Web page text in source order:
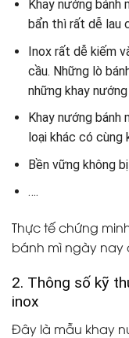
Khay nướng bánh
bẩn thì rất dễ lau
Inox rất dễ kiếm
cầu. Những lò
những khay
Khay nướng
loại khác có
Bền vững không
….
Thực tế chứng
bánh mì ngày nay
2. Thông số kỹ
inox
Đây là mẫu khay